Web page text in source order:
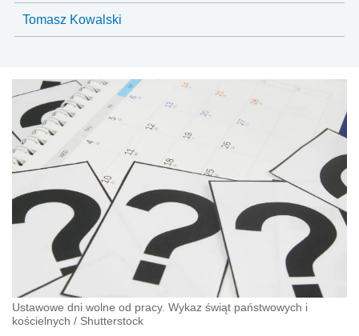
Tomasz Kowalski
Ustawowe dni wolne od pracy. Wykaz świąt państwowych i
kościelnych / Shutterstock